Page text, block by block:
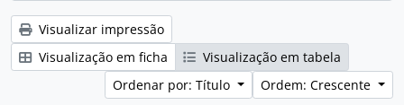
Visualizar impressão
Visualização em ficha
Visualização em tabela
Ordenar por: Título
Ordem: Crescente